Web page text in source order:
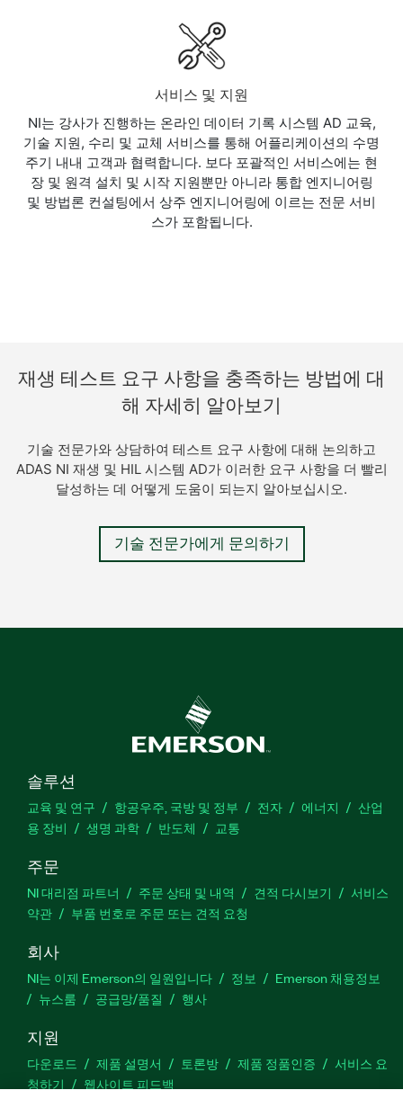
서비스 및 지원
NI는 강사가 진행하는 온라인 데이터 기록 시스템 AD 교육,
기술 지원, 수리 및 교체 서비스를 통해 어플리케이션의 수명
주기 내내 고객과 협력합니다. 보다 포괄적인 서비스에는 현
장 및 원격 설치 및 시작 지원뿐만 아니라 통합 엔지니어링
및 방법론 컨설팅에서 상주 엔지니어링에 이르는 전문 서비
스가 포함됩니다.
재생 테스트 요구 사항을 충족하는 방법에 대
해 자세히 알아보기
기술 전문가와 상담하여 테스트 요구 사항에 대해 논의하고
ADAS NI 재생 및 HIL 시스템 AD가 이러한 요구 사항을 더 빨리
달성하는 데 어떻게 도움이 되는지 알아보십시오.
기술 전문가에게 문의하기
솔루션
교육 및 연구 항공우주, 국방 및 정부 전자 에너지
산업
용 장비
생명 과학 반도체 교통
주문
NI 대리점 파트너 주문 상태 및 내역 견적 다시보기
서비스
약관
부품 번호로 주문 또는 견적 요청
회사
NI는 이제 Emerson의 일원입니다 정보
Emerson 채용정보
뉴스룸
공급망/품질 행사
지원
다운로드 제품 설명서 토론방 제품 정품인증
서비스 요
청하기
웹사이트 피드백